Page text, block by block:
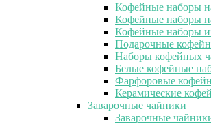
Кофейные наборы
Кофейные наборы
Кофейные наборы
Подарочные
Наборы кофейных
Белые кофейные
Фарфоровые
Керамические
Заварочные чайники
Заварочные